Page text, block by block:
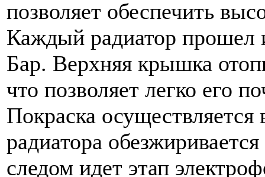
позволяет обеспечить
Каждый радиатор прошел
Бар. Верхняя крышка
что позволяет легко его
Покраска осуществляется
радиатора
следом идет этап